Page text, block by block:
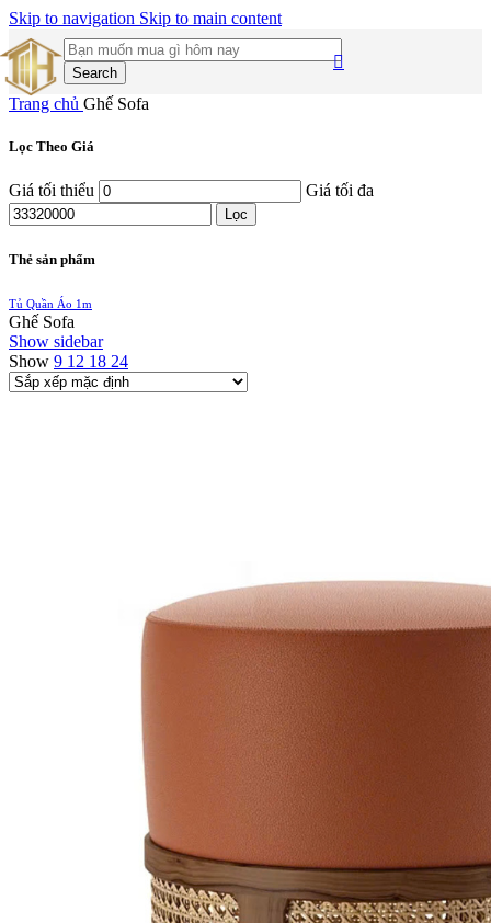
Skip to navigation Skip to main content
Search
Trang chủ Ghế Sofa
Lọc Theo Giá
Giá tối thiểu Giá tối đa
Lọc
Thẻ sản phẩm
Tủ Quần Áo 1m
Ghế Sofa
Show sidebar
Show 9 12 18 24